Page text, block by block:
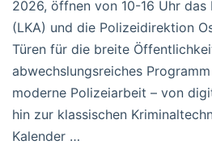
2026, öffnen von 10-16 Uhr das
(LKA) und die Polizeidirektion
Türen für die breite
abwechslungsreiches
moderne Polizeiarbeit – von
hin zur klassischen
Kalender …